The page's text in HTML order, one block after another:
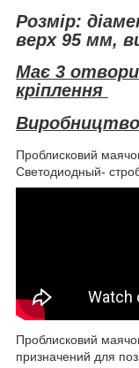
Розмір:
верх 95 мм,
Має 3
кріплення
Проблисковий
Светодиодный-
Проблисковий
призначений для